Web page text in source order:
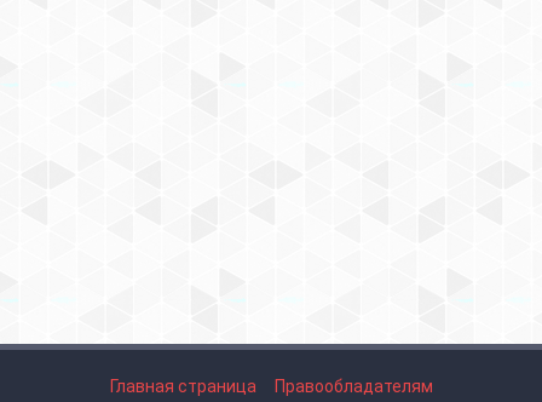
Главная страница Правообладателям